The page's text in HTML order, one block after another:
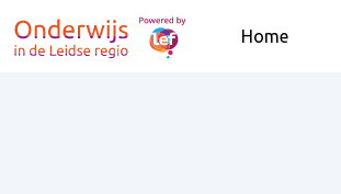
Home